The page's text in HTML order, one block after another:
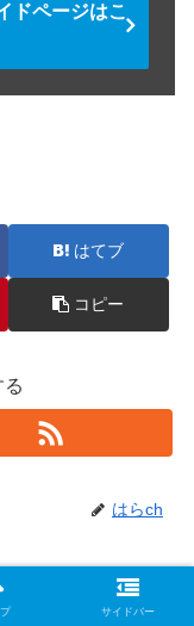
ドページはこ
はてブ
コピー
はらch
サイドバー